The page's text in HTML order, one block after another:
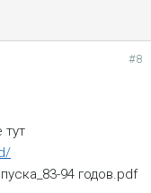
#8
тут
94 годов.pdf